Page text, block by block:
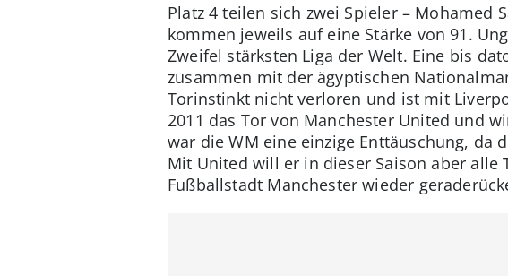
Platz 4 teilen sich zwei Spieler – Mohamed
kommen jeweils auf eine Stärke von 91.
Zweifel stärksten Liga der Welt. Eine bis
zusammen mit der ägyptischen
Torinstinkt nicht verloren und ist mit
2011 das Tor von Manchester United und
war die WM eine einzige Enttäuschung, da
Mit United will er in dieser Saison aber
Fußballstadt Manchester wieder